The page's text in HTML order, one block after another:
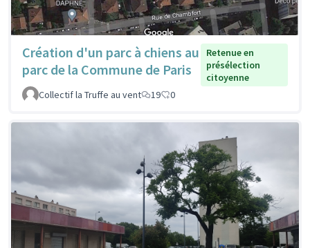
Création d'un parc à chiens au
parc de la Commune de Paris
Retenue en
présélection
citoyenne
Collectif la Truffe au vent
19 0